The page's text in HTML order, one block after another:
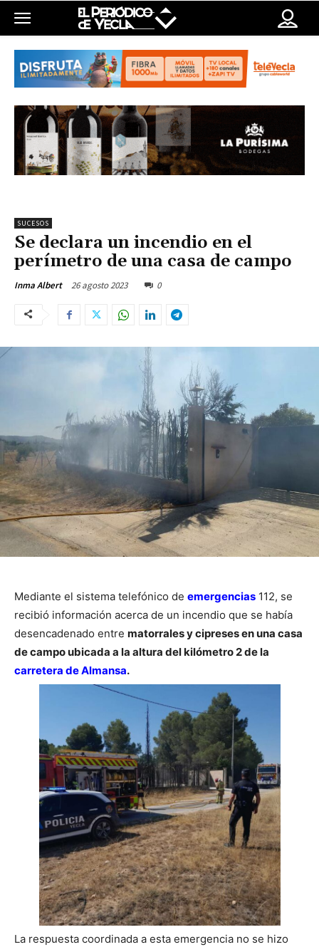
SUCESOS
Se declara un incendio en el
perímetro de una casa de campo
Inma Albert 26 agosto 2023 0
Mediante el sistema telefónico de emergencias 112, se
recibió información acerca de un incendio que se había
desencadenado entre matorrales y cipreses en una casa
de campo ubicada a la altura del kilómetro 2 de la
carretera de Almansa.
La respuesta coordinada a esta emergencia no se hizo